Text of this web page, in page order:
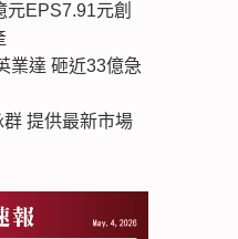
元EPS7.91元創
業達 砸近33億急
群 提供最新市場